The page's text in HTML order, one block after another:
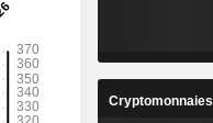
Cryptomonnaies